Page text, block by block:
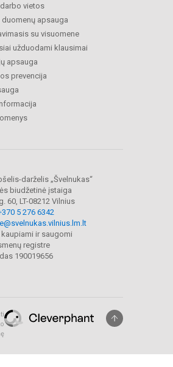
vietos
apsauga
su visuomene
užduodami klausimai
apsauga
prevencija
darželis „Švelnukas“
biudžetinė įstaiga
60, LT-08212 Vilnius
5 276 6342
ir saugomi
registre
190019656